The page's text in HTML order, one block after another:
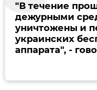
"В течение
дежурными
уничтожены и
украинских
аппарата", -